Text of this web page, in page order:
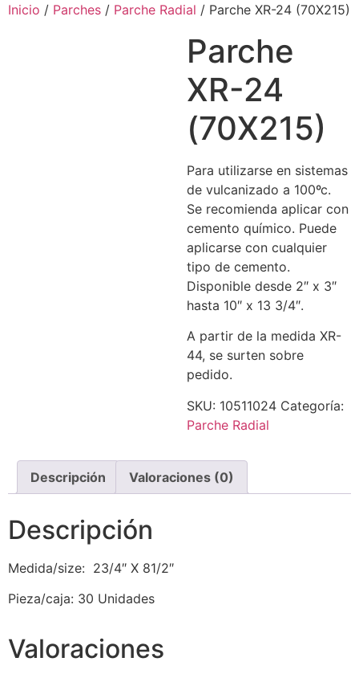
Inicio / Parches / Parche Radial / Parche XR-24 (70X215)
Parche
XR-24
(70X215)
Para utilizarse en sistemas
de vulcanizado a 100ºc.
Se recomienda aplicar con
cemento químico. Puede
aplicarse con cualquier
tipo de cemento.
Disponible desde 2″ x 3″
hasta 10″ x 13 3/4″.
A partir de la medida XR-
44, se surten sobre
pedido.
SKU: 10511024 Categoría:
Parche Radial
Descripción Valoraciones (0)
Descripción
Medida/size: 23/4″ X 81/2″
Pieza/caja: 30 Unidades
Valoraciones